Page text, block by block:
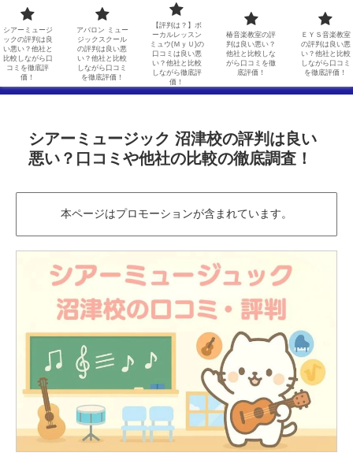
アバロン ミュージックスクールの評判は良い悪い？他社と比較しながら口コミを徹底評価！
【評判は？】ボーカルレッスンミュウ(ＭｙＵ)の口コミは良い悪い？他社と比較しながら徹底評価！ 椿音楽教室の評判は良い悪い？他社と比較しながら口コミを徹底評価！
ＥＹＳ音楽教室の評判は良い悪い？他社と比較しながら口コミを徹底評価！
シアーミュージック 沼津校の評判は良い
悪い？口コミや他社の比較の徹底調査！
本ページはプロモーションが含まれています。
シアーミュージ
ックの評判は良
い悪い？他社と
比較しながら口
コミを徹底評
価！
アバロン ミュー
ジックスクール
の評判は良い悪
い？他社と比較
しながら口コミ
を徹底評価！
【評判は？】ボ
ーカルレッスン
ミュウ(ＭｙＵ)の
口コミは良い悪
い？他社と比較
しながら徹底評
価！
椿音楽教室の評
判は良い悪い？
他社と比較しな
がら口コミを徹
底評価！
ＥＹＳ音楽教室
の評判は良い悪
い？他社と比較
しながら口コミ
を徹底評価！